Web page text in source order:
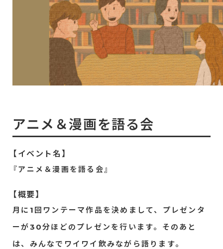
アニメ＆漫画を語る会
【イベント名】
『アニメ＆漫画を語る会』
【概要】
月に1回ワンテーマ作品を決めまして、プレゼンタ
ーが30分ほどのプレゼンを行います。そのあと
は、みんなでワイワイ飲みながら語ります。